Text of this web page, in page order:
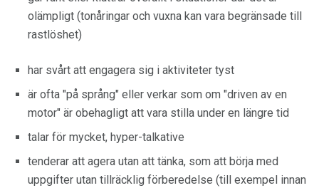
olämpligt (tonåringar och vuxna kan vara begränsade till
rastlöshet)
har svårt att engagera sig i aktiviteter tyst
är ofta "på språng" eller verkar som om "driven av en
motor" är obehagligt att vara stilla under en längre tid
talar för mycket, hyper-talkative
tenderar att agera utan att tänka, som att börja med
uppgifter utan tillräcklig förberedelse (till exempel innan